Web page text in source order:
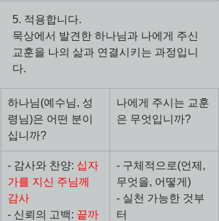
5. 적용합니다.
묵상에서 발견한 하나님과 나에게 주신
교훈을 나의 삶과 연결시키는 과정입니
다.
하나님(예수님, 성
령님)은 어떤 분이
십니까?
나에게 주시는 교훈
은 무엇입니까?
- 감사와 찬양: 십자
가를 지신 주님께
감사
- 신뢰의 고백: 끝까
- 구체적으로(언제,
무엇을, 어떻게)
- 실천 가능한 것부
터